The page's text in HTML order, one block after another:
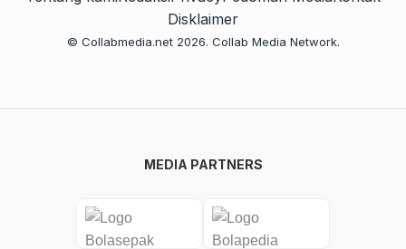
Disklaimer
© Collabmedia.net 2026. Collab Media Network.
MEDIA PARTNERS